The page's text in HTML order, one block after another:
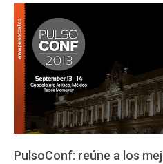
PulsoConf: reúne a los